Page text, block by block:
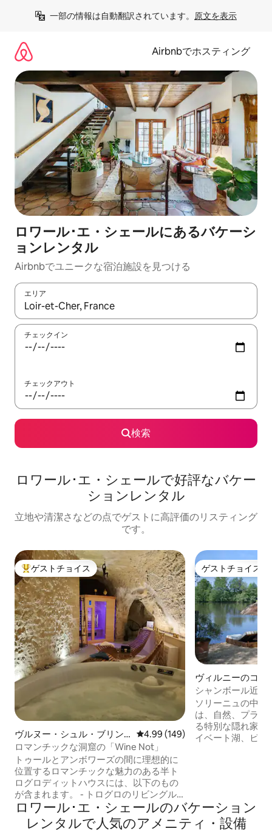
一部の情報は自動翻訳されています。 原文を表示
Airbnbでホスティング
ロワール･エ・シェールにあるバケーシ
ョンレンタル
Airbnbでユニークな宿泊施設を見つける
エリア
検索結果が表示されたら、上下の矢印キーを使って移動するか
チェックイン
チェックアウト
検索
ロワール･エ・シェールで好評なバケー
ションレンタル
立地や清潔さなどの点でゲストに高評価のリスティング
です。
大好評のゲストチョイスです。
ゲストチョイス
ヴルヌー・シュル・ブリン
ヌの洞窟の家
レビュー149件、5つ星中4.99つ
4.99 (149)
ロマンチックな洞窟の「Wine Not」
トゥールとアンボワーズの間に理想的に
位置するロマンチックな魅力のある半ト
ログロディットハウスには、以下のもの
が含まれます。 - トログロのリビングル
ーム：設備の整ったキッチン（1泊と2泊
の滞在の朝食）、リビングルームとサロ
ン。 - トログロ以外のスイート：寝室と
ゲストチョイス
ゲストチョイス
ヴィルニーのコテ
シャンボール近く
トな湖、ビーチ
ソリーニュの中
は、自然、プライ
る特別な隠れ家のよ
イベート湖、ビー
みください。 鹿、カワセミ、サギ、トン
ボ、その他無数
ユニークな体験
ロワール･エ・シェールのバケーション
レンタルで人気のアメニティ・設備